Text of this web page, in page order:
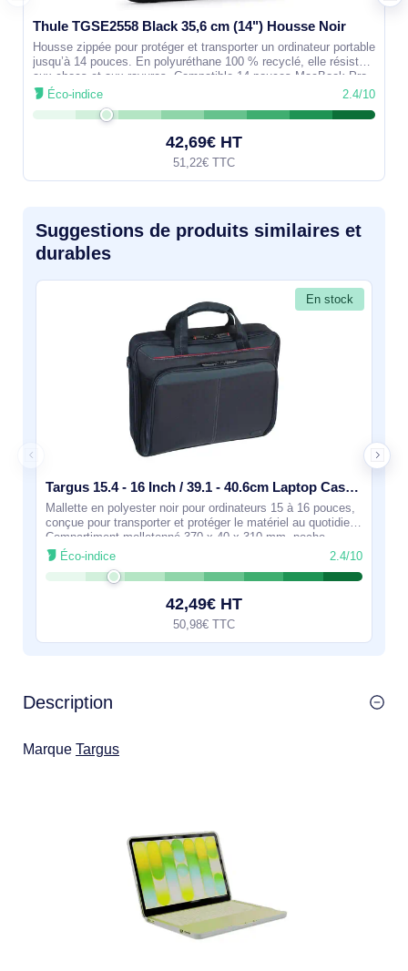
Thule TGSE2558 Black 35,6 cm (14") Housse Noir
Housse zippée pour protéger et transporter un ordinateur portable
jusqu’à 14 pouces. En polyuréthane 100 % recyclé, elle résiste
aux chocs et aux rayures. Compatible 14 pouces MacBook Pro
et 13Éco-indice 2.4/10
42,69€ HT
51,22€ TTC
Suggestions de produits similaires et
durables
En stock
Targus 15.4 - 16 Inch / 39.1 - 40.6cm Laptop Case - CN31
Mallette en polyester noir pour ordinateurs 15 à 16 pouces,
conçue pour transporter et protéger le matériel au quotidien.
Compartiment molletonné 370 x 40 x 310 mm, poche
frontale zippée à rangements
Éco-indice 2.4/10
42,49€ HT
50,98€ TTC
Description
Marque Targus